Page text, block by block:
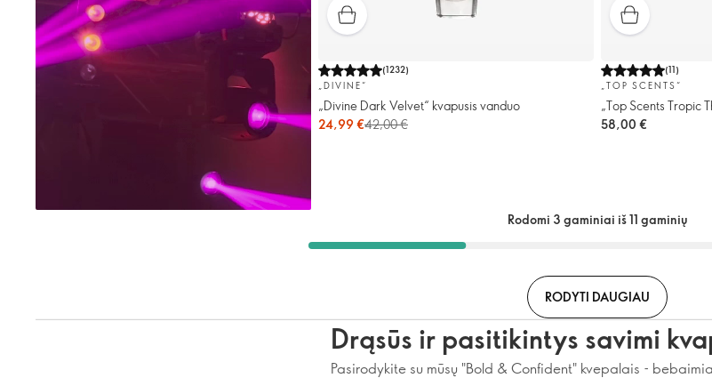
(1232)
„DIVINE“
„Divine Dark Velvet“ kvapusis vanduo
24,99 €42,00 €
(11)
„TOP SCENTS“
„Top Scents Tropic
58,00 €
Rodomi 3 gaminiai iš 11 gaminių
RODYTI DAUGIAU
Drąsūs ir pasitikintys savimi
Pasirodykite su mūsų "Bold & Confident" kvepalais -